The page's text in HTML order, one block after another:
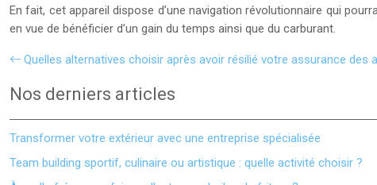
En fait, cet appareil dispose d’une navigation révolutionnaire qui
en vue de bénéficier d’un gain du temps ainsi que du carburant.
Quelles alternatives choisir après avoir résilié votre assurance des
Nos derniers articles
Transformer votre extérieur avec une entreprise spécialisée
Team building sportif, culinaire ou artistique : quelle activité choisir ?